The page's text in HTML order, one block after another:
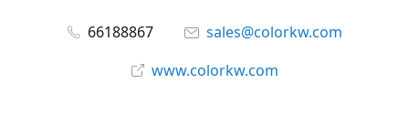
66188867
sales@colorkw.com
www.colorkw.com